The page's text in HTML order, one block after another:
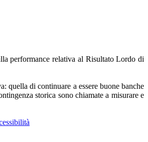
performance relativa al Risultato Lordo di
di continuare a essere buone banche
storica sono chiamate a misurare e